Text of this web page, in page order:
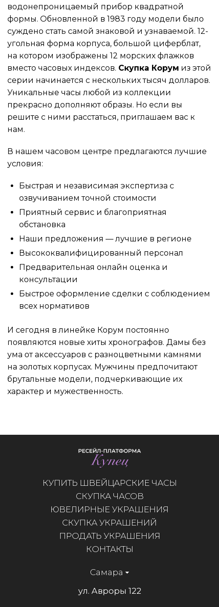
водонепроницаемый прибор квадратной
формы. Обновленной в 1983 году модели было
суждено стать самой знаковой и узнаваемой. 12-
угольная форма корпуса, большой циферблат,
на котором изображены 12 морских флажков
вместо часовых индексов. Скупка Корум из этой
серии начинается с нескольких тысяч долларов.
Уникальные часы любой из коллекции
прекрасно дополняют образы. Но если вы
решите с ними расстаться, приглашаем вас к
нам.
В нашем часовом центре предлагаются лучшие
условия:
Быстрая и независимая экспертиза с
озвучиванием точной стоимости
Приятный сервис и благоприятная
обстановка
Наши предложения — лучшие в регионе
Высококвалифицированный персонал
Предварительная онлайн оценка и
консультации
Быстрое оформление сделки с соблюдением
всех нормативов
И сегодня в линейке Корум постоянно
появляются новые хиты хронографов. Дамы без
ума от аксессуаров с разноцветными камнями
на золотых корпусах. Мужчины предпочитают
брутальные модели, подчеркивающие их
характер и мужественность.
КУПИТЬ ШВЕЙЦАРСКИЕ ЧАСЫ
СКУПКА ЧАСОВ
ЮВЕЛИРНЫЕ УКРАШЕНИЯ
СКУПКА УКРАШЕНИЙ
ПРОДАТЬ УКРАШЕНИЯ
КОНТАКТЫ
Самара
ул. Авроры 122